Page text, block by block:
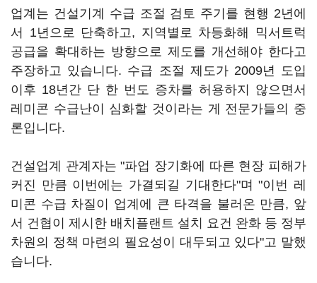
업계는 건설기계 수급 조절 검토 주기를 현행 2년에
서 1년으로 단축하고, 지역별로 차등화해 믹서트럭
공급을 확대하는 방향으로 제도를 개선해야 한다고
주장하고 있습니다. 수급 조절 제도가 2009년 도입
이후 18년간 단 한 번도 증차를 허용하지 않으면서
레미콘 수급난이 심화할 것이라는 게 전문가들의 중
론입니다.
건설업계 관계자는 "파업 장기화에 따른 현장 피해가
커진 만큼 이번에는 가결되길 기대한다"며 "이번 레
미콘 수급 차질이 업계에 큰 타격을 불러온 만큼, 앞
서 건협이 제시한 배치플랜트 설치 요건 완화 등 정부
차원의 정책 마련의 필요성이 대두되고 있다"고 말했
습니다.